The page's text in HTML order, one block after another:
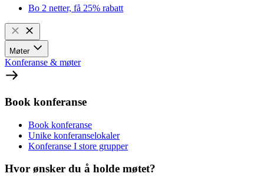
Bo 2 netter, få 25% rabatt
Møter
Konferanse & møter
Book konferanse
Book konferanse
Unike konferanselokaler
Konferanse I store grupper
Hvor ønsker du å holde møtet?